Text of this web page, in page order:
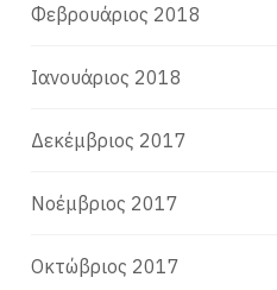
Φεβρουάριος 2018
Ιανουάριος 2018
Δεκέμβριος 2017
Νοέμβριος 2017
Οκτώβριος 2017